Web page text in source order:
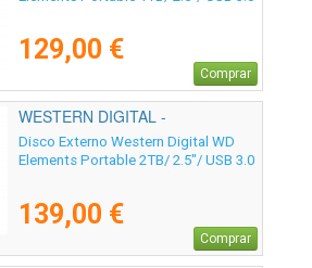
129,00 €
Comprar
WESTERN DIGITAL -
WDBU6Y0020BBK-WESN
Disco Externo Western Digital WD
Elements Portable 2TB/ 2.5"/ USB 3.0
139,00 €
Comprar